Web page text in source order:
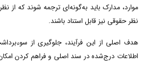
موارد، مدارک باید به‌گونه‌ای ترجمه شوند که از
نظر حقوقی نیز قابل استناد باشند.
هدف اصلی از این فرآیند، جلوگیری از
اطلاعات درج‌شده در سند اصلی و فراهم کردن